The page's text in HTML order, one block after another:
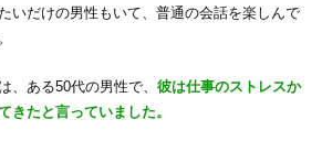
いだけの男性もいて、普通の会話を楽しんで
、ある50代の男性で、 彼は仕事のストレスか
きたと言っていました。